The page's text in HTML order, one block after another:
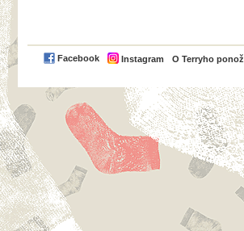
Facebook Instagram O Terryho